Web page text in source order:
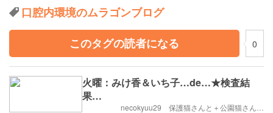
口腔内環境のムラゴンブログ
このタグの読者になる
0
火曜：みけ香＆いち子…de…★検査結
果…
necokyuu29 保護猫さんと＋公園猫さん…